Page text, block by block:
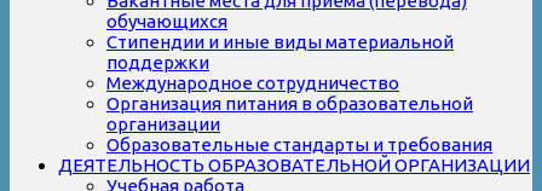
обучающихся
Стипендии и иные виды материальной
поддержки
Международное сотрудничество
Организация питания в образовательной
организации
Образовательные стандарты и требования
ДЕЯТЕЛЬНОСТЬ ОБРАЗОВАТЕЛЬНОЙ ОРГАНИЗАЦИИ
Учебная работа